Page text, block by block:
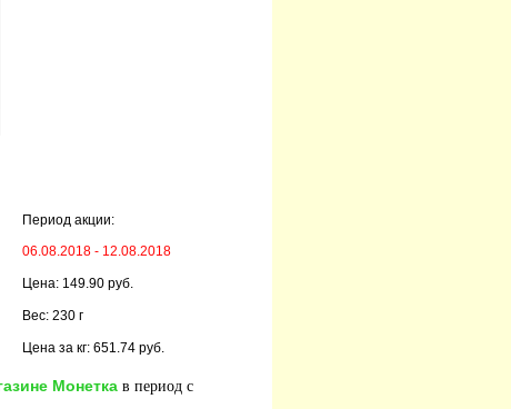
Период акции:
06.08.2018 - 12.08.2018
Цена: 149.90 руб.
Вес: 230 г
Цена за кг: 651.74 руб.
Монетка в период с